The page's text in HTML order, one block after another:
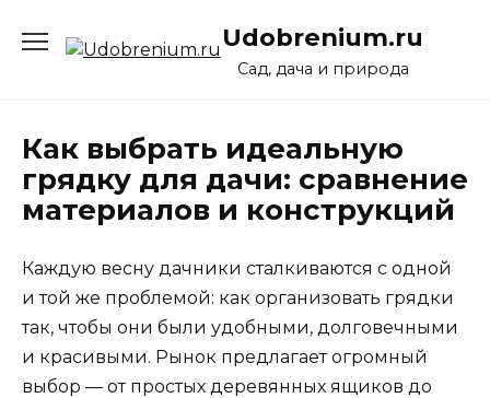
содержанию
Udobrenium.ru
Сад, дача и природа
Как выбрать идеальную
грядку для дачи: сравнение
материалов и конструкций
Каждую весну дачники сталкиваются с одной
и той же проблемой: как организовать грядки
так, чтобы они были удобными, долговечными
и красивыми. Рынок предлагает огромный
выбор — от простых деревянных ящиков до